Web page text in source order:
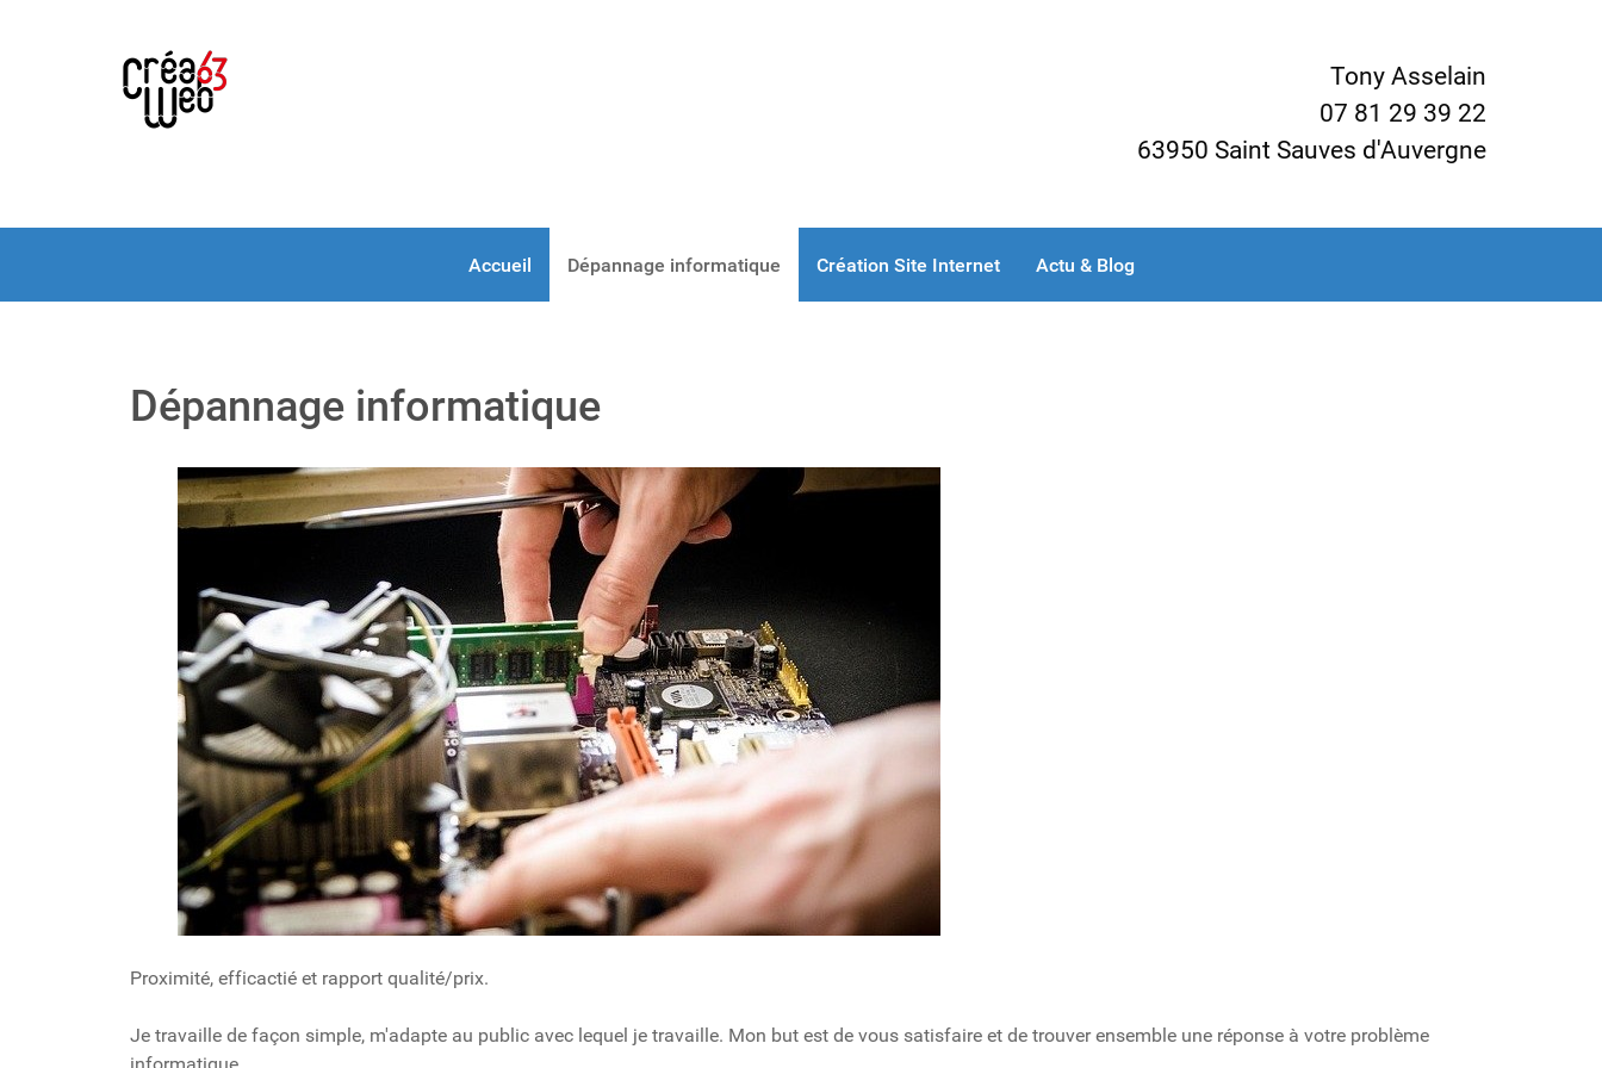
Tony Asselain
07 81 29 39 22
63950 Saint Sauves d'Auvergne
Accueil Dépannage informatique Création Site Internet Actu & Blog
Dépannage informatique
Proximité, efficactié et rapport qualité/prix.
Je travaille de façon simple, m'adapte au public avec lequel je travaille. Mon but est de vous satisfaire et de trouver ensemble une réponse à votre problème